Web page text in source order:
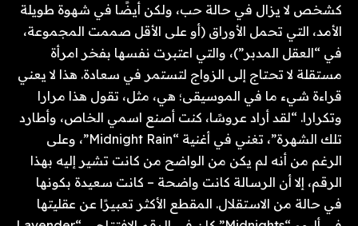
كشخص لا يزال في حالة حب، ولكن أيضًا في شهوة طويلة
الأمد، التي تحمل الأوراق (أو على الأقل صممت المجموعة،
في “العقل المدبر”)، والتي اعتبرت نفسها بفخر امرأة
مستقلة لا تحتاج إلى الزواج لتستمر في سعادة. هذا لا يعني
قراءة شيء ما في الموسيقى؛ هي، مثل، تقول هذا مرارا
وتكرارا. “لقد أراد عروسًا، كنت أصنع اسمي الخاص، وأطارد
تلك الشهرة”، تغني في أغنية “Midnight Rain”، وعلى
الرغم من أنه لم يكن من الواضح من كانت تشير إليه بهذا
الرقم، إلا أن الرسالة كانت واضحة – كانت سعيدة بكونها
في حالة من الاستقلال. المقطع الأكثر تعبيرًا عن عقليتها